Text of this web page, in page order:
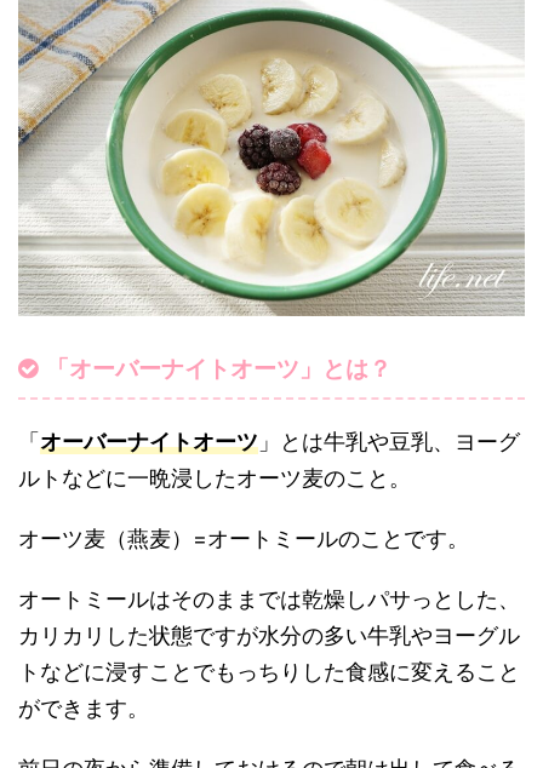
「オーバーナイトオーツ」とは？
「オーバーナイトオーツ 」とは牛乳や豆乳、ヨーグ
ルトなどに一晩浸したオーツ麦のこと。
オーツ麦（燕麦）=オートミールのことです。
オートミールはそのままでは乾燥しパサっとした、
カリカリした状態ですが水分の多い牛乳やヨーグル
トなどに浸すことでもっちりした食感に変えること
ができます。